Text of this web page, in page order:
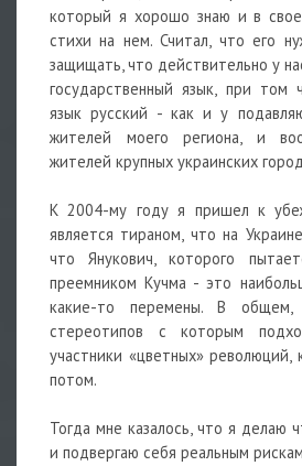
который я хорошо знаю и в
стихи на нем. Считал, что его
защищать, что действительно у
государственный язык, при
язык русский - как и у
жителей моего региона, и
жителей крупных украинских
К 2004-му году я пришел к
является тираном, что на
что Янукович, которого
преемником Кучма - это
какие-то перемены. В
стереотипов с которым
участники «цветных» революций,
потом.
Тогда мне казалось, что я делаю
и подвергаю себя реальным